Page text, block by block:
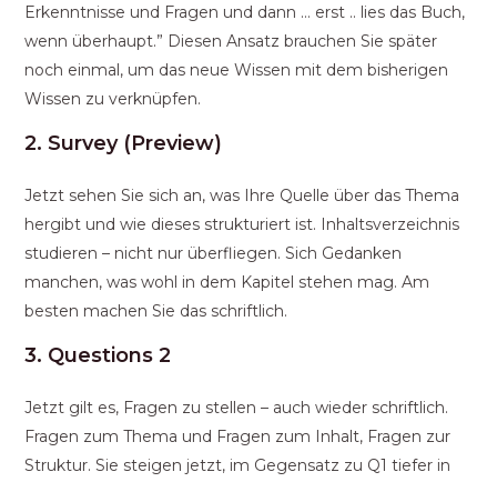
Erkenntnisse und Fragen und dann … erst .. lies das Buch,
wenn überhaupt.” Diesen Ansatz brauchen Sie später
noch einmal, um das neue Wissen mit dem bisherigen
Wissen zu verknüpfen.
2. Survey (Preview)
Jetzt sehen Sie sich an, was Ihre Quelle über das Thema
hergibt und wie dieses strukturiert ist. Inhaltsverzeichnis
studieren – nicht nur überfliegen. Sich Gedanken
manchen, was wohl in dem Kapitel stehen mag. Am
besten machen Sie das schriftlich.
3. Questions 2
Jetzt gilt es, Fragen zu stellen – auch wieder schriftlich.
Fragen zum Thema und Fragen zum Inhalt, Fragen zur
Struktur. Sie steigen jetzt, im Gegensatz zu Q1 tiefer in